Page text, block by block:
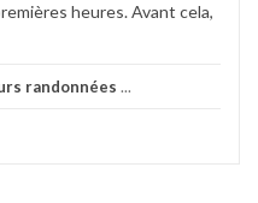
heures. Avant cela,
randonnées ...